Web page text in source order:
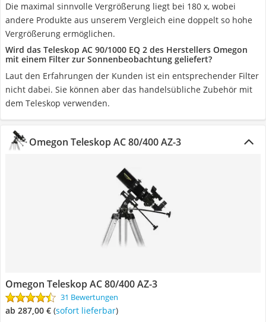
Die maximal sinnvolle Vergrößerung liegt bei 180 x, wobei
andere Produkte aus unserem Vergleich eine doppelt so hohe
Vergrößerung ermöglichen.
Wird das Teleskop AC 90/1000 EQ 2 des Herstellers Omegon
mit einem Filter zur Sonnenbeobachtung geliefert?
Laut den Erfahrungen der Kunden ist ein entsprechender Filter
nicht dabei. Sie können aber das handelsübliche Zubehör mit
dem Teleskop verwenden.
Omegon Teleskop AC 80/400 AZ-3
Omegon Teleskop AC 80/400 AZ-3
31 Bewertungen
ab 287,00 € ( Sofort lieferbar)